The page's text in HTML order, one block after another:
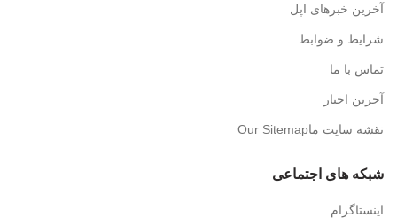
آخرین خبرهای اپل
شرایط و ضوابط
تماس با ما
آخرین اخبار
نقشه سایت ماOur Sitemap
شبکه های اجتماعی
اینستاگرام